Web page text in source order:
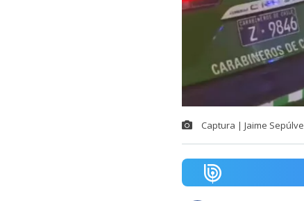
Captura | Jaime